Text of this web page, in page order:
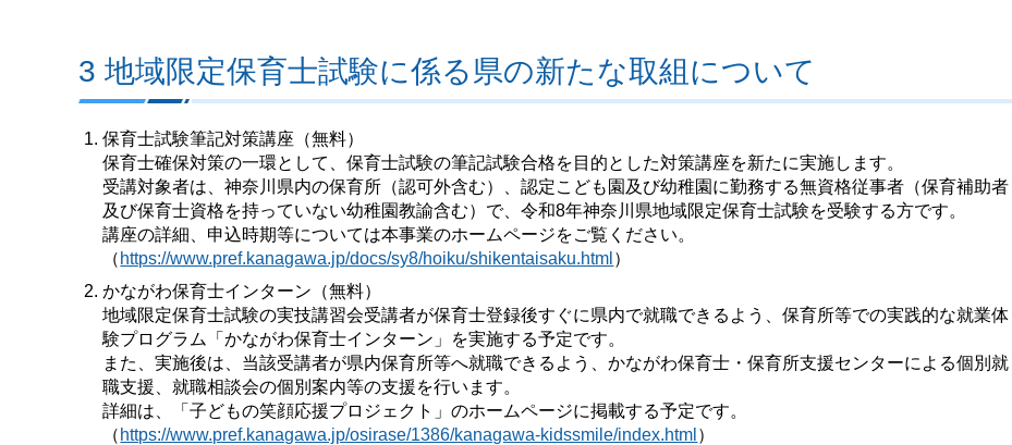
3 地域限定保育士試験に係る県の新たな取組について
保育士試験筆記対策講座（無料）
保育士確保対策の一環として、保育士試験の筆記試験合格を目的とした対策講座を新たに実施します。
受講対象者は、神奈川県内の保育所（認可外含む）、認定こども園及び幼稚園に勤務する無資格従事者（保育補助者
及び保育士資格を持っていない幼稚園教諭含む）で、令和8年神奈川県地域限定保育士試験を受験する方です。
講座の詳細、申込時期等については本事業のホームページをご覧ください。
（ https://www.pref.kanagawa.jp/docs/sy8/hoiku/shikentaisaku.html ）
かながわ保育士インターン（無料）
地域限定保育士試験の実技講習会受講者が保育士登録後すぐに県内で就職できるよう、保育所等での実践的な就業体
験プログラム「かながわ保育士インターン」を実施する予定です。
また、実施後は、当該受講者が県内保育所等へ就職できるよう、かながわ保育士・保育所支援センターによる個別就
職支援、就職相談会の個別案内等の支援を行います。
詳細は、「子どもの笑顔応援プロジェクト」のホームページに掲載する予定です。
（ https://www.pref.kanagawa.jp/osirase/1386/kanagawa-kidssmile/index.html ）